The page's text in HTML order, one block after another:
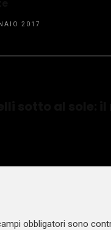
2017
obbligatori sono